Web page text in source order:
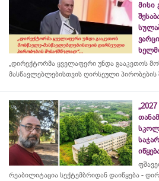
მისი
„დირექტორმა ყველაფერი უნდა გააკეთოს
მასწავლებლებისთვის ღირსეული პირობების
რეაბილიტაცია სექტემბრიდან დაიწყება -